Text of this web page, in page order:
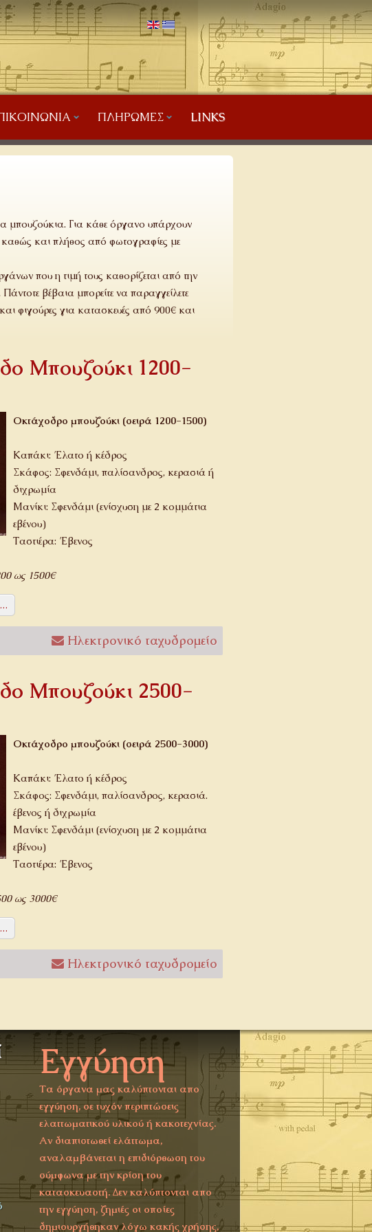
ΠΛΗΡΩΜΈΣ LINKS
μπουζούκια. Για κάθε όργανο υπάρχουν
καθώς και πλήθος από φωτογραφίες με
που η τιμή τους καθορίζεται από την
βέβαια μπορείτε να παραγγείλετε
φιγούρες για κατασκευές από 900€ και
Μπουζούκι 1200-
Οκτάχοδρο μπουζούκι (σειρά 1200-1500)
Καπάκι: Έλατο ή κέδρος
Σκάφος: Σφενδάμι, παλίσανδρος, κερασιά ή
διχρωμία
Μανίκι: Σφενδάμι (ενίσχυση με 2 κομμάτια
εβένου)
Ταστιέρα: Έβενος
ως 1500€
Ηλεκτρονικό ταχυδρομείο
Μπουζούκι 2500-
Οκτάχοδρο μπουζούκι (σειρά 2500-3000)
Καπάκι: Έλατο ή κέδρος
Σκάφος: Σφενδάμι, παλίσανδρος, κερασιά.
έβενος ή διχρωμία
Μανίκι: Σφενδάμι (ενίσχυση με 2 κομμάτια
εβένου)
Ταστιέρα: Έβενος
ως 3000€
Ηλεκτρονικό ταχυδρομείο
Εγγύηση
Τα όργανα μας καλύπτονται απο
εγγύηση, σε τυχόν περιπτώσεις
ελαττωματικού υλικού ή κακοτεχνίας.
Αν διαπιστωθεί ελάττωμα,
αναλαμβάνεται η επιδιόρθωση του
σύμφωνα με την κρίση του
κατασκευαστή. Δεν καλύπτονται απο
την εγγύηση, ζημιές οι οποίες
δημιουργήθηκαν λόγω κακής χρήσης,